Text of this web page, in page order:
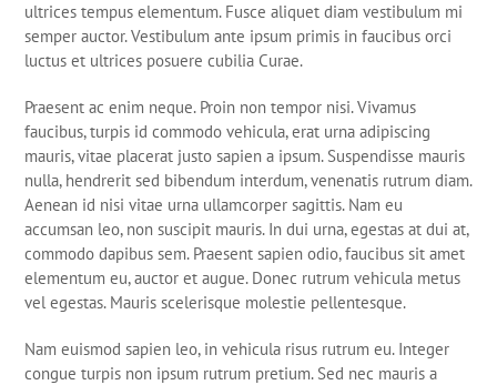
ultrices tempus elementum. Fusce aliquet diam vestibulum mi
semper auctor. Vestibulum ante ipsum primis in faucibus orci
luctus et ultrices posuere cubilia Curae.
Praesent ac enim neque. Proin non tempor nisi. Vivamus
faucibus, turpis id commodo vehicula, erat urna adipiscing
mauris, vitae placerat justo sapien a ipsum. Suspendisse mauris
nulla, hendrerit sed bibendum interdum, venenatis rutrum diam.
Aenean id nisi vitae urna ullamcorper sagittis. Nam eu
accumsan leo, non suscipit mauris. In dui urna, egestas at dui at,
commodo dapibus sem. Praesent sapien odio, faucibus sit amet
elementum eu, auctor et augue. Donec rutrum vehicula metus
vel egestas. Mauris scelerisque molestie pellentesque.
Nam euismod sapien leo, in vehicula risus rutrum eu. Integer
congue turpis non ipsum rutrum pretium. Sed nec mauris a